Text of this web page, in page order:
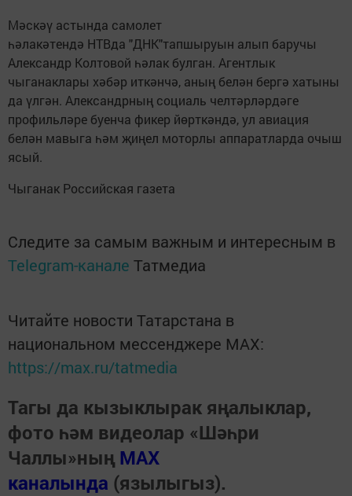
Мәскәү астында самолет
һәлакәтендә НТВда "ДНК"тапшыруын алып баручы
Александр Колтовой һәлак булган. Агентлык
чыганаклары хәбәр иткәнчә, аның белән бергә хатыны
да үлгән. Александрның социаль челтәрләрдәге
профильләре буенча фикер йөрткәндә, ул авиация
белән мавыга һәм җиңел моторлы аппаратларда очыш
ясый.
Чыганак Российская газета
Следите за самым важным и интересным в
Telegram-канале Татмедиа
Читайте новости Татарстана в
национальном мессенджере MАХ:
https://max.ru/tatmedia
Тагы да кызыклырак яңалыклар,
фото һәм видеолар «Шәһри
Чаллы»ның MAX
каналында (язылыгыз).